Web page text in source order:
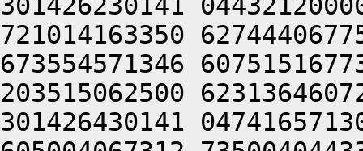
721014163350
673554571346
203515062500
301426430141